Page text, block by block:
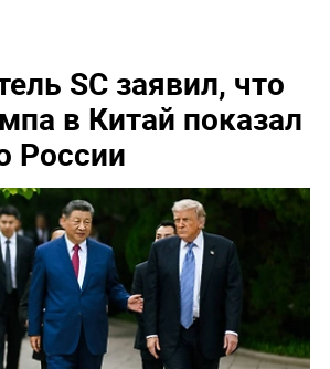
SC заявил, что
в Китай показал
России